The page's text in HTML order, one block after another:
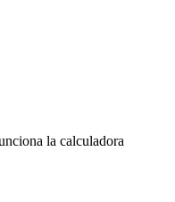
la calculadora